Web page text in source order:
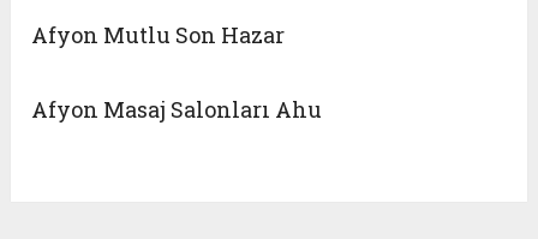
Afyon Mutlu Son Hazar
Afyon Masaj Salonları Ahu